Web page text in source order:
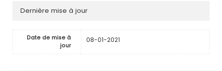
Dernière mise à jour
Date de mise à
jour
08-01-2021